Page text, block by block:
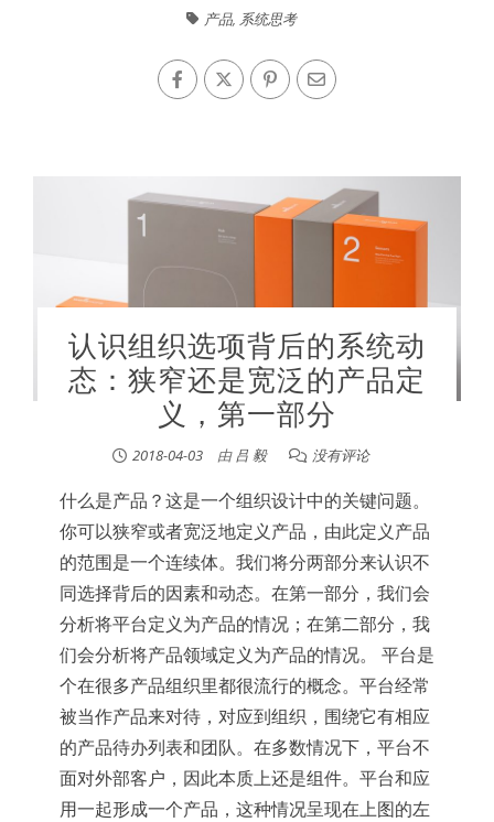
产品, 系统思考
认识组织选项背后的系统动
态：狭窄还是宽泛的产品定
义，第一部分
2018-04-03 由 吕 毅 没有评论
什么是产品？这是一个组织设计中的关键问题。
你可以狭窄或者宽泛地定义产品，由此定义产品
的范围是一个连续体。我们将分两部分来认识不
同选择背后的因素和动态。在第一部分，我们会
分析将平台定义为产品的情况；在第二部分，我
们会分析将产品领域定义为产品的情况。 平台是
个在很多产品组织里都很流行的概念。平台经常
被当作产品来对待，对应到组织，围绕它有相应
的产品待办列表和团队。在多数情况下，平台不
面对外部客户，因此本质上还是组件。平台和应
用一起形成一个产品，这种情况呈现在上图的左